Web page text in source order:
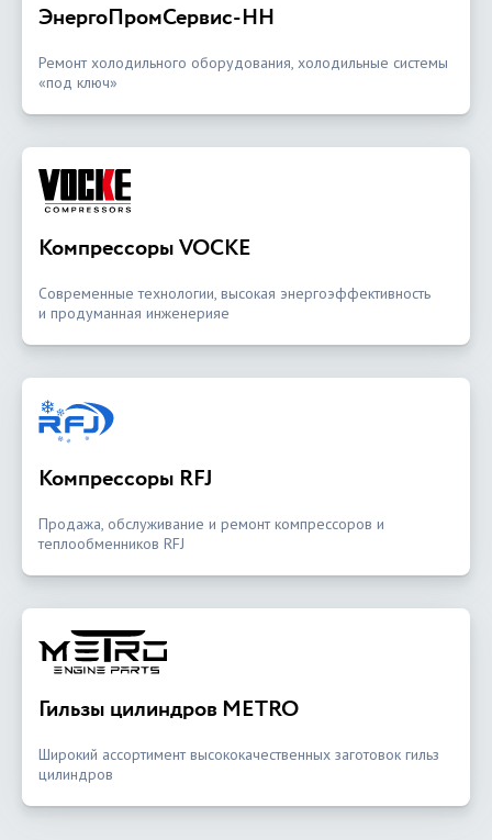
ЭнергоПромСервис-НН
Ремонт холодильного оборудования, холодильные системы
«под ключ»
Компрессоры VOCKE
Современные технологии, высокая энергоэффективность
и продуманная инженерияе
Компрессоры RFJ
Продажа, обслуживание и ремонт компрессоров и
теплообменников RFJ
Гильзы цилиндров METRO
Широкий ассортимент высококачественных заготовок гильз
цилиндров